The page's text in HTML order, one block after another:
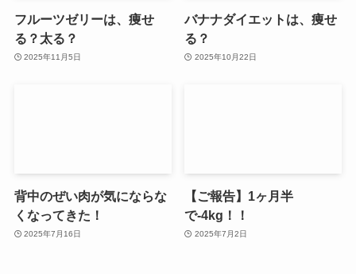
フルーツゼリーは、痩せ
る？太る？
2025年11月5日
バナナダイエットは、痩せ
る？
2025年10月22日
背中のぜい肉が気にならな
くなってきた！
2025年7月16日
【ご報告】1ヶ月半
で-4kg！！
2025年7月2日